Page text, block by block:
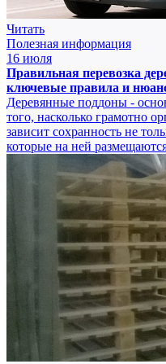
Читать
Полезная информация
16 июля
Правильная перевозка
ключевые правила и
Деревянные поддоны -
того, насколько грамотно
зависит сохранность не
которые на ней